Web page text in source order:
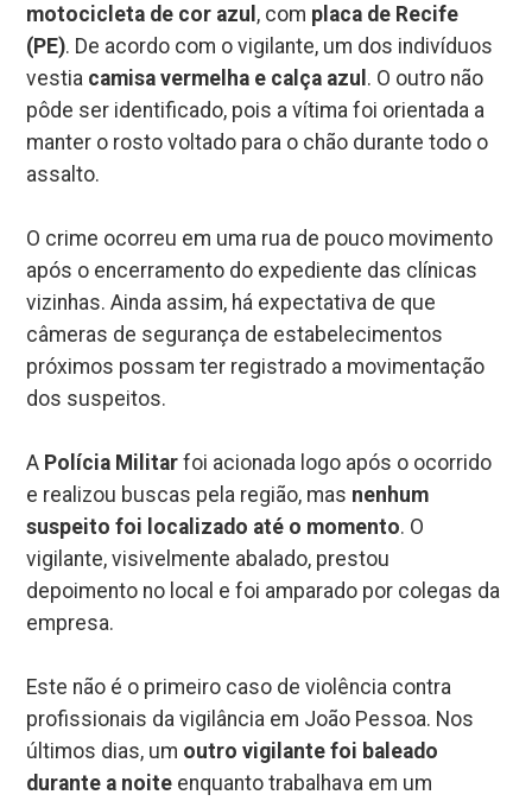
motocicleta de cor azul , com placa de Recife
(PE). De acordo com o vigilante, um dos indivíduos
vestia camisa vermelha e calça azul . O outro não
pôde ser identificado, pois a vítima foi orientada a
manter o rosto voltado para o chão durante todo o
assalto.
O crime ocorreu em uma rua de pouco movimento
após o encerramento do expediente das clínicas
vizinhas. Ainda assim, há expectativa de que
câmeras de segurança de estabelecimentos
próximos possam ter registrado a movimentação
dos suspeitos.
A Polícia Militar foi acionada logo após o ocorrido
e realizou buscas pela região, mas nenhum
suspeito foi localizado até o momento. O
vigilante, visivelmente abalado, prestou
depoimento no local e foi amparado por colegas da
empresa.
Este não é o primeiro caso de violência contra
profissionais da vigilância em João Pessoa. Nos
últimos dias, um outro vigilante foi baleado
durante a noite enquanto trabalhava em um